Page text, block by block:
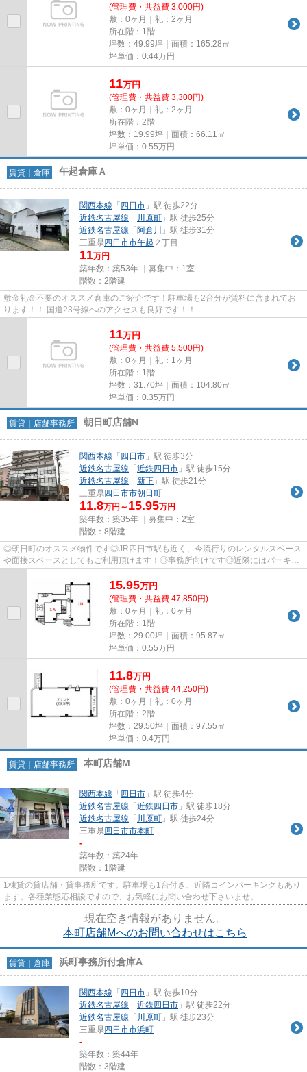
(管理費・共益費 3,000円)
敷：0ヶ月｜礼：2ヶ月
所在階：1階
坪数：49.99坪｜面積：165.28㎡
坪単価： 0.44万円
11万円
(管理費・共益費 3,300円)
敷：0ヶ月｜礼：2ヶ月
所在階：2階
坪数：19.99坪｜面積：66.11㎡
坪単価： 0.55万円
賃貸｜倉庫 午起倉庫Ａ
関西本線 「 四日市 」駅 徒歩22分
近鉄名古屋線 「 川原町 」駅 徒歩25分
近鉄名古屋線 「 阿倉川
」駅 徒歩31分
三重県四日市市午起 ２丁目
11万円
築年数：築53年 ｜募集中： 1室
階数：2階建
敷金礼金不要のオススメ倉庫のご紹介です！駐車場も2台分が賃料に含まれてお
ります！！ 国道23号線へのアクセスも良好です！！
11万円
(管理費・共益費 5,500円)
敷：0ヶ月｜礼：1ヶ月
所在階：1階
坪数：31.70坪｜面積：104.80㎡
坪単価： 0.35万円
賃貸｜店舗事務所 朝日町店舗N
関西本線 「 四日市 」駅 徒歩3分
近鉄名古屋線 「 近鉄四日市 」駅 徒歩15分
近鉄名古屋線 「 新正 」駅 徒歩21分
三重県四日市市朝日町
11.8万円～ 15.95万円
築年数：築35年 ｜募集中： 2室
階数：8階建
◎朝日町のオススメ物件です◎JR四日市駅も近く、今流行りのレンタルスペース
や面接スペースとしてもご利用頂けます！◎事務所向けです◎近隣にはパーキン
15.95万円
(管理費・共益費 47,850円)
敷：0ヶ月｜礼：0ヶ月
所在階：1階
坪数：29.00坪｜面積：95.87㎡
坪単価： 0.55万円
11.8万円
(管理費・共益費 44,250円)
敷：0ヶ月｜礼：0ヶ月
所在階：2階
坪数：29.50坪｜面積：97.55㎡
坪単価： 0.4万円
賃貸｜店舗事務所 本町店舗M
関西本線 「 四日市 」駅 徒歩4分
近鉄名古屋線 「 近鉄四日市 」駅 徒歩18分
近鉄名古屋線 「 川原町 」駅 徒歩24分
三重県四日市市本町
-
築年数：築24年
階数：1階建
1棟貸の貸店舗・貸事務所です。駐車場も1台付き、近隣コインパーキングもあり
ます。各種業態応相談ですので、お気軽にお問い合わせ下さいませ。
現在空き情報がありません。
本町店舗Mへのお問い合わせはこちら
賃貸｜倉庫 浜町事務所付倉庫A
関西本線 「 四日市 」駅 徒歩10分
近鉄名古屋線 「 近鉄四日市 」駅 徒歩22分
近鉄名古屋線 「 川原町 」駅 徒歩23分
三重県四日市市浜町
-
築年数：築44年
階数：3階建